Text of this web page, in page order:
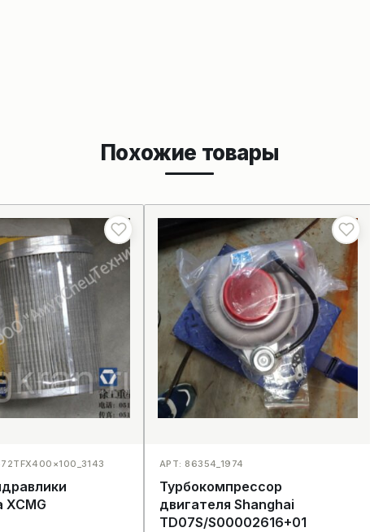
Похожие товары
XCMG
АРТ: 86354_1974
Турбокомпрессор
двигателя Shanghai
TD07S/S00002616+01